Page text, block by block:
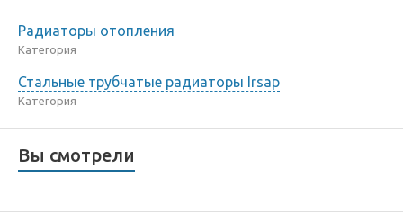
Радиаторы отопления
Категория
Стальные трубчатые радиаторы Irsap
Категория
Вы смотрели